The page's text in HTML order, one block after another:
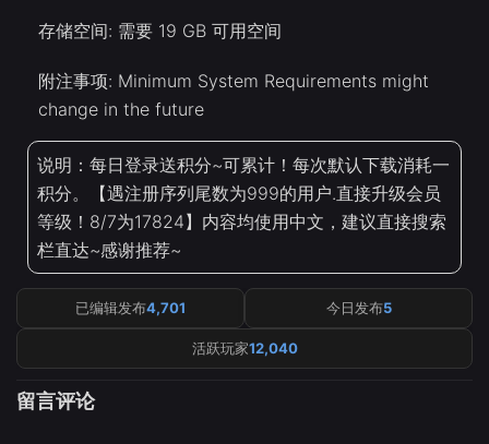
存储空间: 需要 19 GB 可用空间
附注事项: Minimum System Requirements might
change in the future
说明：每日登录送积分~可累计！每次默认下载消耗一
积分。【遇注册序列尾数为999的用户.直接升级会员
等级！8/7为17824】内容均使用中文，建议直接搜索
栏直达~感谢推荐~
已编辑发布4,701 今日发布5
活跃玩家12,040
留言评论